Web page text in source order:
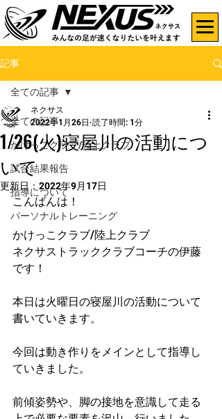
記事
全ての記事
かけっこクラブ/陸上クラブ
試合結果報告
指導について
パーソナルトレーニング
全ての記事
1/26(火)寝屋川の活動につ
いて
ネクサス
2022年1月26日 読了時間: 1分
更新日： 2022年9月17日
こんばんは！
かけっこクラブ/陸上クラブ
ネクサストラッククラブコーチの伊藤
です！
本日は火曜日の寝屋川の活動について
書いていきます。
今回は動き作りをメインとして指導し
ていきました。
前傾姿勢や、脚の接地を意識して走る